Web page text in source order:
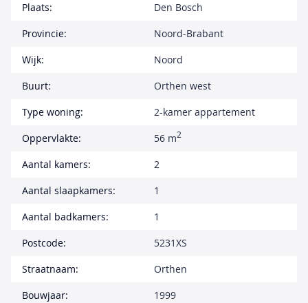
Plaats:
Den Bosch
Provincie:
Noord-Brabant
Wijk:
Noord
Buurt:
Orthen west
Type woning:
2-kamer appartement
Oppervlakte:
56 m2
Aantal kamers:
2
Aantal slaapkamers:
1
Aantal badkamers:
1
Postcode:
5231XS
Straatnaam:
Orthen
Bouwjaar:
1999